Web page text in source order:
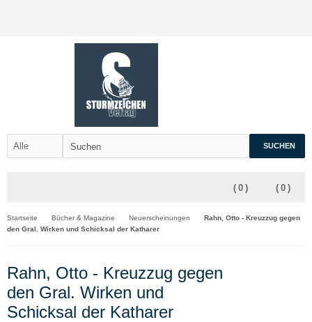
SUCHEN
( 0 )
( 0 )
Startseite Bücher & Magazine Neuerscheinungen
Rahn, Otto - Kreuzzug gegen
den Gral. Wirken und Schicksal der Katharer
Rahn, Otto - Kreuzzug gegen
den Gral. Wirken und
Schicksal der Katharer